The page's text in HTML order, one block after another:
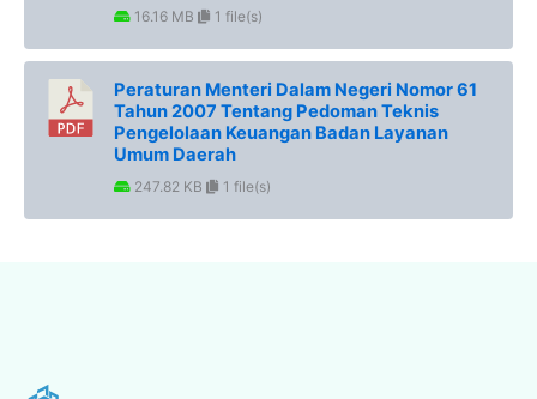
16.16 MB 1 file(s)
Peraturan Menteri Dalam Negeri Nomor 61
Tahun 2007 Tentang Pedoman Teknis
Pengelolaan Keuangan Badan Layanan
Umum Daerah
247.82 KB 1 file(s)